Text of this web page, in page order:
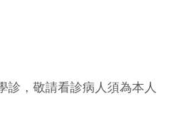
診，敬請看診病人須為本人